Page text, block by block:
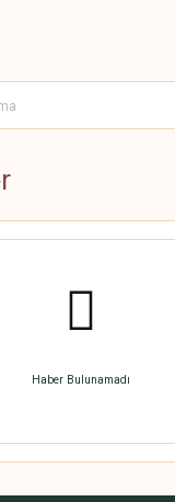
Haber Bulunamadı